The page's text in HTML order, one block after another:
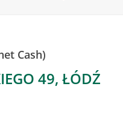
Cash)
49, ŁÓDŹ